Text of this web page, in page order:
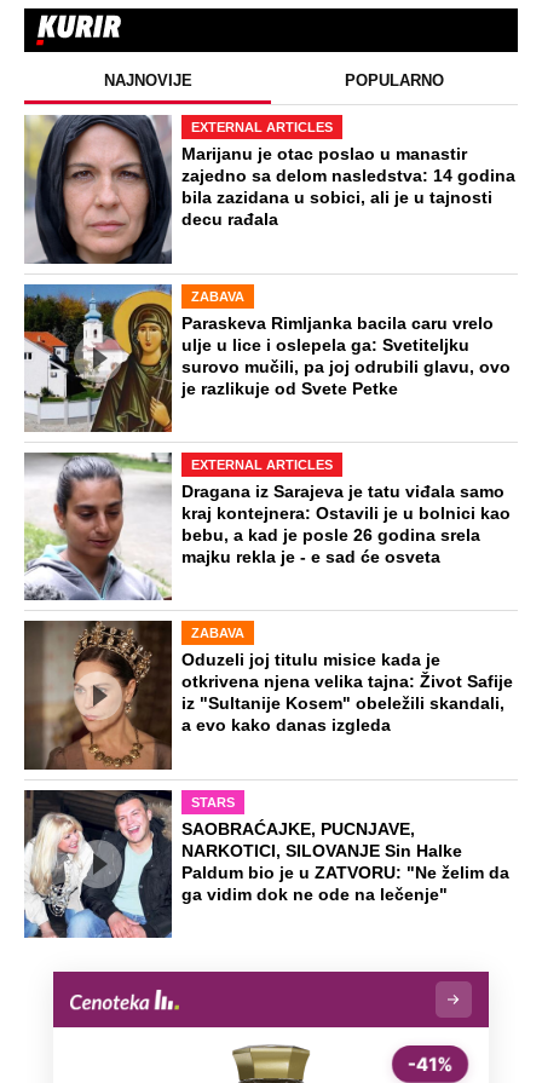
NAJNOVIJE POPULARNO
EXTERNAL ARTICLES
Marijanu je otac poslao u manastir
zajedno sa delom nasledstva: 14 godina
bila zazidana u sobici, ali je u tajnosti
decu rađala
ZABAVA
Paraskeva Rimljanka bacila caru vrelo
ulje u lice i oslepela ga: Svetiteljku
surovo mučili, pa joj odrubili glavu, ovo
je razlikuje od Svete Petke
EXTERNAL ARTICLES
Dragana iz Sarajeva je tatu viđala samo
kraj kontejnera: Ostavili je u bolnici kao
bebu, a kad je posle 26 godina srela
majku rekla je - e sad će osveta
ZABAVA
Oduzeli joj titulu misice kada je
otkrivena njena velika tajna: Život Safije
iz "Sultanije Kosem" obeležili skandali,
a evo kako danas izgleda
STARS
SAOBRAĆAJKE, PUCNJAVE,
NARKOTICI, SILOVANJE Sin Halke
Paldum bio je u ZATVORU: "Ne želim da
ga vidim dok ne ode na lečenje"